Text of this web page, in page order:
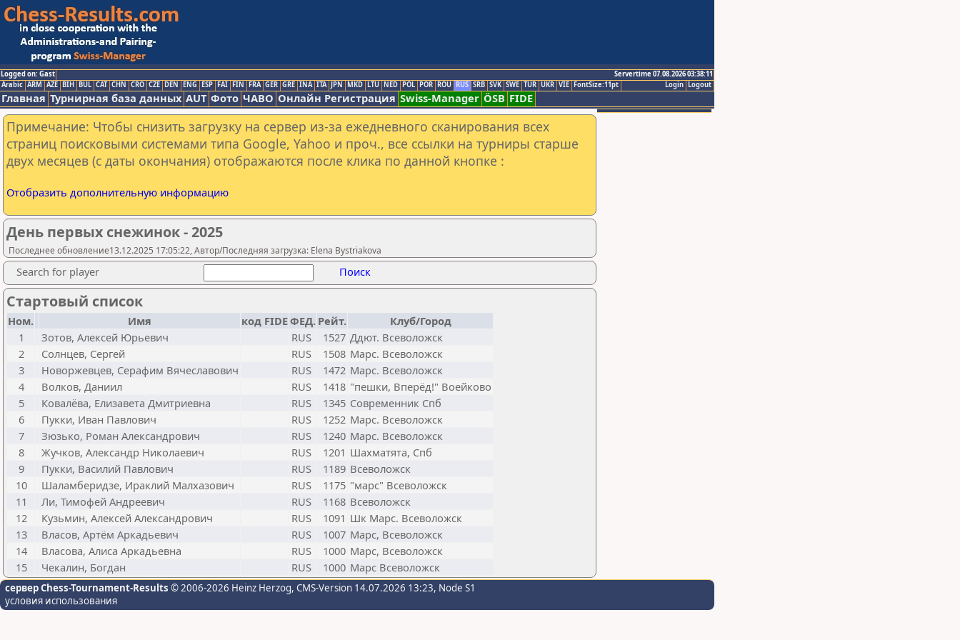
Logged on: Gast
Servertime 07.08.2026 03:38:11
Logout
Login
Arabic ARM AZE BIH BUL CAT CHN CRO CZE DEN ENG ESP FAI FIN FRA GER GRE INA ITA JPN MKD LTU NED POL POR ROU RUS SRB SVK SWE TUR UKR VIE FontSize:11pt
Главная Турнирная база данных AUT Фото ЧАВО Онлайн Регистрация Swiss-Manager ÖSB FIDE
Примечание: Чтобы снизить загрузку на сервер из-за ежедневного сканирования всех
страниц поисковыми системами типа Google, Yahoo и проч., все ссылки на турниры старше
двух месяцев (с даты окончания) отображаются после клика по данной кнопке :
Отобразить дополнительную информацию
День первых снежинок - 2025
Последнее обновление13.12.2025 17:05:22, Автор/Последняя загрузка: Elena Bystriakova
Search for player Поиск
Стартовый список
Ном. Имя код FIDEФЕД. Рейт.
Клуб/Город
1
Зотов, Алексей Юрьевич RUS 1527 Ддют. Всеволожск
2
Солнцев, Сергей RUS 1508 Марс. Всеволожск
3
Новоржевцев, Серафим Вячеславович RUS 1472 Марс. Всеволожск
4
Волков, Даниил RUS 1418 "пешки, Вперёд!" Воейково
5
Ковалёва, Елизавета Дмитриевна RUS 1345 Современник Спб
6
Пукки, Иван Павлович RUS 1252 Марс. Всеволожск
7
Зюзько, Роман Александрович RUS 1240 Марс. Всеволожск
8
Жучков, Александр Николаевич RUS 1201 Шахматята, Спб
9
Пукки, Василий Павлович RUS 1189 Всеволожск
10
Шаламберидзе, Ираклий Малхазович RUS 1175 "марс" Всеволожск
11
Ли, Тимофей Андреевич RUS 1168 Всеволожск
12
Кузьмин, Алексей Александрович RUS 1091 Шк Марс. Всеволожск
13
Власов, Артём Аркадьевич RUS 1007 Марс, Всеволожск
14
Власова, Алиса Аркадьевна RUS 1000 Марс, Всеволожск
15
Чекалин, Богдан RUS 1000 Марс Всеволожск
сервер Chess-Tournament-Results © 2006-2026 Heinz Herzog, CMS-Version 14.07.2026 13:23, Node S1
условия использования